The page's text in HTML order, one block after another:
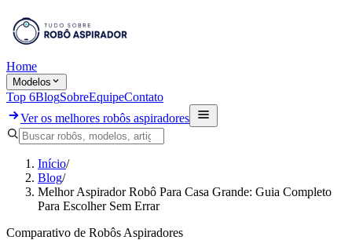
Home
Modelos
Top 6BlogSobreEquipeContato
Ver os melhores robôs aspiradores
Início/
Blog/
Melhor Aspirador Robô Para Casa Grande: Guia Completo
Para Escolher Sem Errar
Comparativo de Robôs Aspiradores